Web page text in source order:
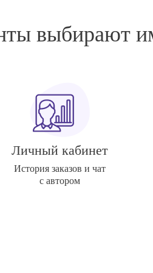
выбирают
Личный кабинет
История заказов и чат
с автором